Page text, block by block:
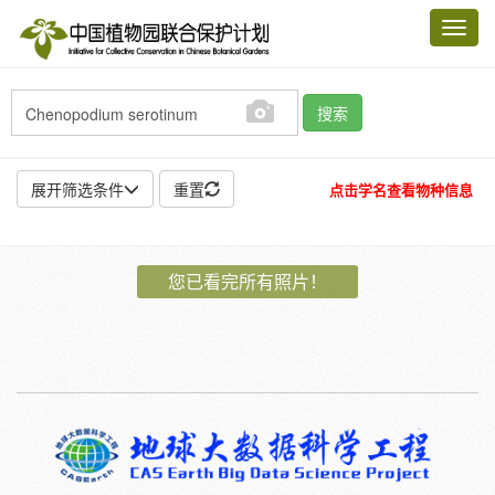
搜索
展开筛选条件 重置 点击学名查看物种信息
植物:
花 果 孢子 种子 根 茎
叶
植株
刺
卷须
性别:
雌 雄
您已看完所有照片！